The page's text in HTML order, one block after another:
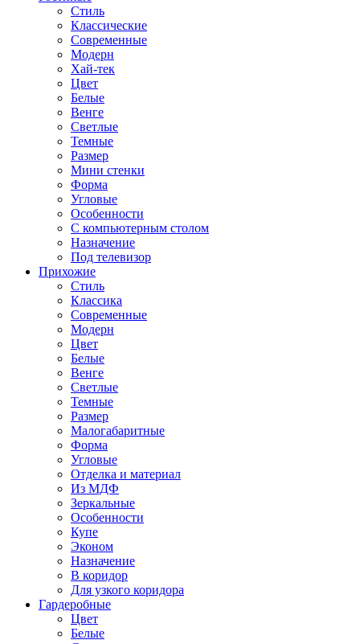
Стиль
Классические
Современные
Модерн
Хай-тек
Цвет
Белые
Венге
Светлые
Темные
Размер
Мини стенки
Форма
Угловые
Особенности
С компьютерным столом
Назначение
Под телевизор
Прихожие
Стиль
Классика
Современные
Модерн
Цвет
Белые
Венге
Светлые
Темные
Размер
Малогабаритные
Форма
Угловые
Отделка и материал
Из МДФ
Зеркальные
Особенности
Купе
Эконом
Назначение
В коридор
Для узкого коридора
Гардеробные
Цвет
Белые